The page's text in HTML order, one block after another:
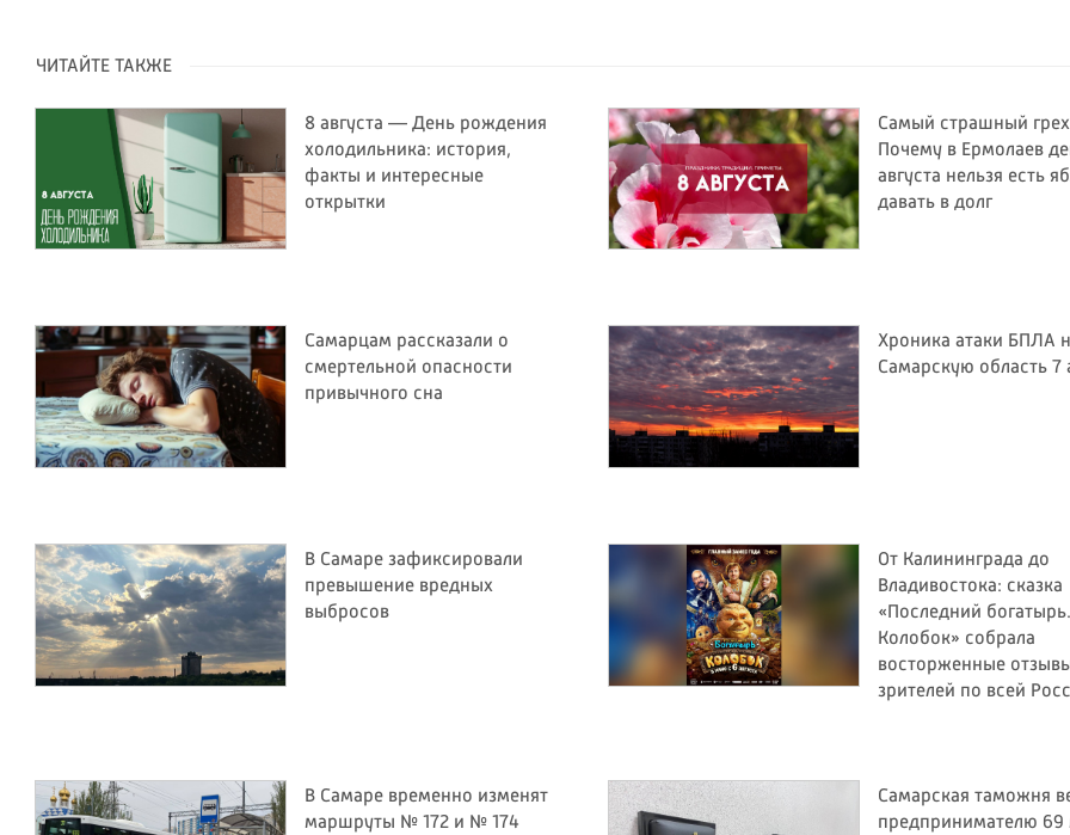
ЧИТАЙТЕ ТАКЖЕ
8 августа — День рождения
холодильника: история,
факты и интересные
открытки
Самый страшный
Почему в Ермолаев
августа нельзя есть
давать в долг
Самарцам рассказали о
смертельной опасности
привычного сна
Хроника атаки БПЛА
Самарскую область 7
В Самаре зафиксировали
превышение вредных
выбросов
От Калининграда до
Владивостока: сказка
«Последний богатырь.
Колобок» собрала
восторженные
зрителей по всей
В Самаре временно изменят
маршруты № 172 и № 174
Самарская таможня
предпринимателю 69